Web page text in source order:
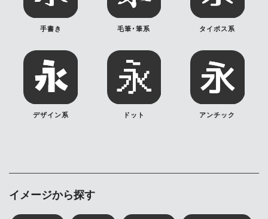
手書き 毛筆･筆系 タイポス系
デザイン系 ドット アンチック
イメージから探す